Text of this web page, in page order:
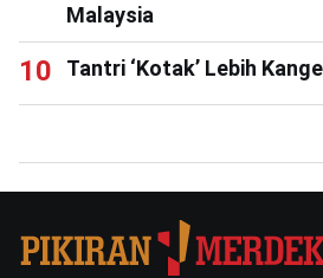
Malaysia
Tantri ‘Kotak’ Lebih